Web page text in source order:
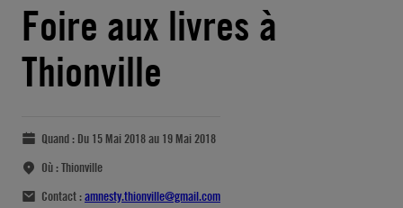
Foire aux livres à
Thionville
Quand : Du 15 Mai 2018 au 19 Mai 2018
Où :Thionville
Contact :amnesty.thionville@gmail.com